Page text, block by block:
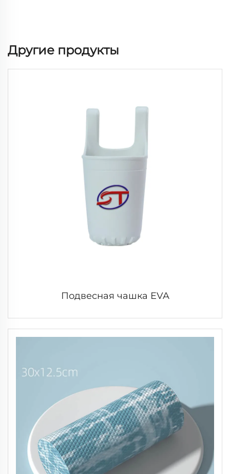
Другие продукты
Подвесная чашка EVA